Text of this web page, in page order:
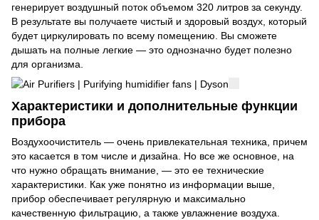
генерирует воздушный поток объемом 320 литров за секунду.
В результате вы получаете чистый и здоровый воздух, который
будет циркулировать по всему помещению. Вы сможете
дышать на полные легкие — это однозначно будет полезно
для организма.
Характеристики и дополнительные функции
прибора
Воздухоочиститель — очень привлекательная техника, причем
это касается в том числе и дизайна. Но все же основное, на
что нужно обращать внимание, — это ее технические
характеристики. Как уже понятно из информации выше,
прибор обеспечивает регулярную и максимально
качественную фильтрацию, а также увлажнение воздуха.